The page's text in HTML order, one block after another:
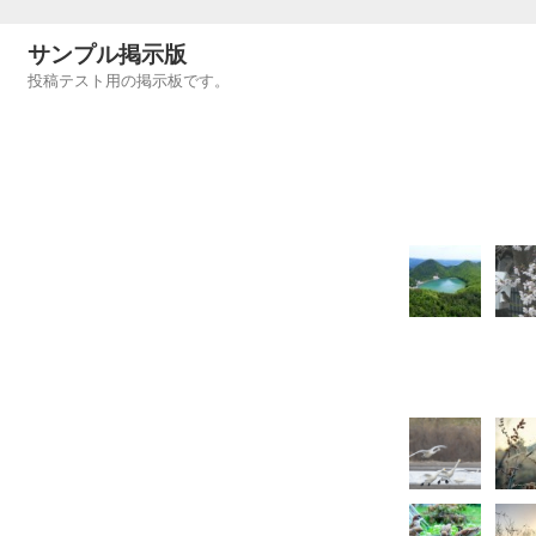
サンプル掲示版
投稿テスト用の掲示板です。